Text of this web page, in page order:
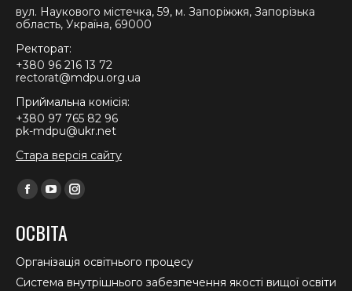
вул. Наукового містечка, 59, м. Запоріжжя, Запорізька
область, Україна, 69000
Ректорат:
+380 96 216 13 72
rectorat@mdpu.org.ua
Приймальна комісія:
+380 97 765 82 96
pk-mdpu@ukr.net
Стара версія сайту
Find us on:
Facebook
opens
in
new
YouTube
opens
in
new
Instagram
in
new
ОСВІТА
Організація освітнього процесу
Система внутрішнього забезпечення якості вищої освіти